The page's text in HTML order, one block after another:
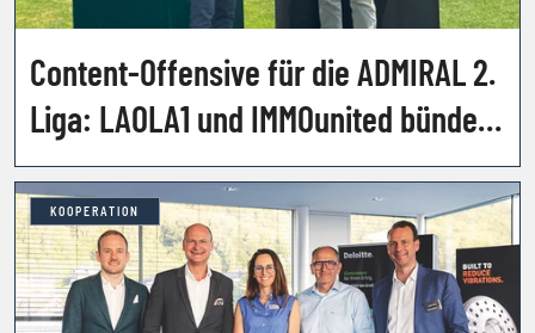
Content-Offensive für die ADMIRAL 2.
Liga: LAOLA1 und IMMOunited bündeln
ihre Kräfte
KOOPERATION